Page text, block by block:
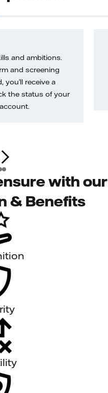
and ambitions.
and screening
receive a
the status of your
with our
& Benefits